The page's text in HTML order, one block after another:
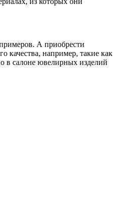
А приобрести
качества, например, такие как
в салоне ювелирных изделий